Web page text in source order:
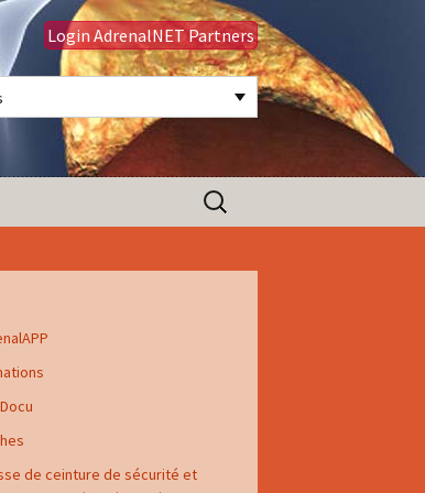
Login AdrenalNET Partners
Rechercher :
de ceinture de sécurité et